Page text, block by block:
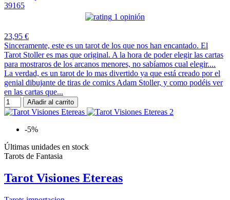
39165
1 opinión
23,95 €
Sinceramente, este es un tarot de los que nos han encantado. El
Tarot Stoller es mas que original. A la hora de poder elegir las cartas
para mostraros de los arcanos menores, no sabíamos cual elegir....
La verdad, es un tarot de lo mas divertido ya que está creado por el
genial dibujante de tiras de comics Adam Stoller, y como podéis ver
en las cartas que...
Añadir al carrito
-5%
Últimas unidades en stock
Tarots de Fantasia
Tarot Visiones Etereas